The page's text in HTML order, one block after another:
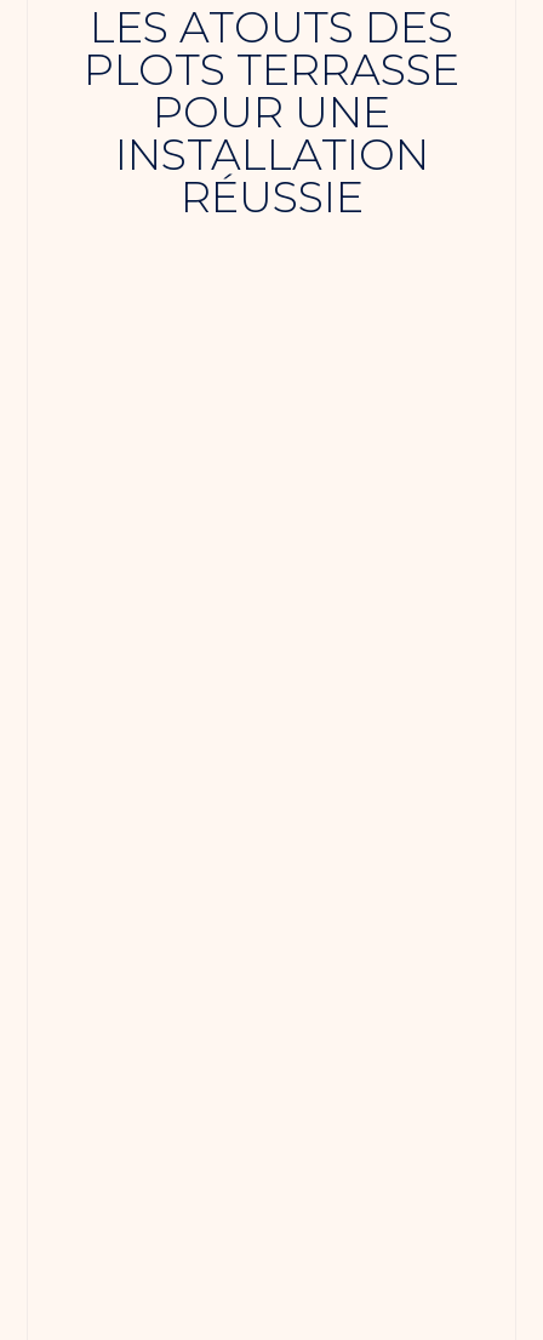
LES ATOUTS DES
PLOTS TERRASSE
POUR UNE
INSTALLATION
RÉUSSIE